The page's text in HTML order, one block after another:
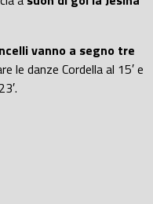
vanno a segno tre
le danze Cordella al 15′ e